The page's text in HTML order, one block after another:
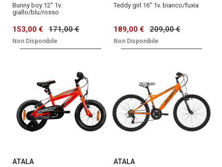
Bunny boy 12'' 1v.
giallo/blu/rosso
153,00 € 171,00 €
Non Disponibile
Teddy girl 16'' 1v. bianco/fuxia
189,00 € 209,00 €
Non Disponibile
ATALA ATALA